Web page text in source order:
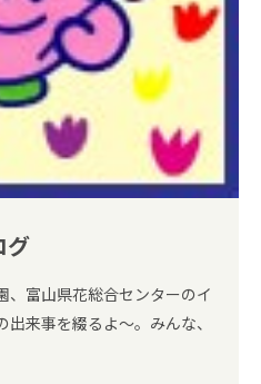
グ
、富山県花総合センターのイ
来事を綴るよ～。みんな、